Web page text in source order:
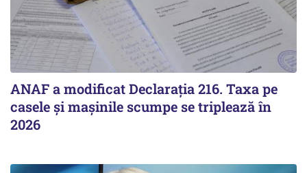
ANAF a modificat Declarația 216. Taxa pe
casele și mașinile scumpe se triplează în
2026